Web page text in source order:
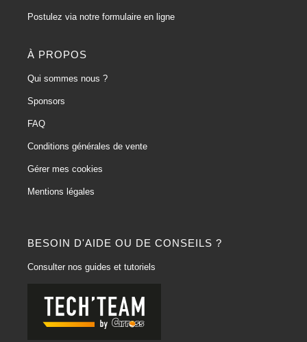
BESOIN D'AIDE OU DE CONSEILS ?
Consulter nos guides et tutoriels
Postulez via notre formulaire en ligne
À PROPOS
Qui sommes nous ?
Sponsors
FAQ
Conditions générales de vente
Gérer mes cookies
Mentions légales